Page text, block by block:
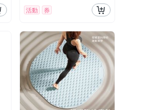
活動 券